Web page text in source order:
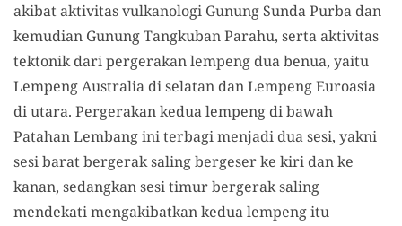
akibat aktivitas vulkanologi Gunung Sunda Purba dan
kemudian Gunung Tangkuban Parahu, serta aktivitas
tektonik dari pergerakan lempeng dua benua, yaitu
Lempeng Australia di selatan dan Lempeng Euroasia
di utara. Pergerakan kedua lempeng di bawah
Patahan Lembang ini terbagi menjadi dua sesi, yakni
sesi barat bergerak saling bergeser ke kiri dan ke
kanan, sedangkan sesi timur bergerak saling
mendekati mengakibatkan kedua lempeng itu